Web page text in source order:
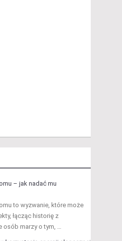
– jak nadać mu
to wyzwanie, które może
łącząc historię z
marzy o tym, …